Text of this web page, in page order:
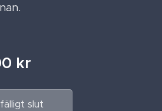
kr
slut